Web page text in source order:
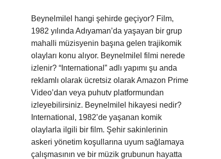
Beynelmilel hangi şehirde geçiyor? Film,
1982 yılında Adıyaman’da yaşayan bir grup
mahalli müzisyenin başına gelen trajikomik
olayları konu alıyor. Beynelmilel filmi nerede
izlenir? “International” adlı yapımı şu anda
reklamlı olarak ücretsiz olarak Amazon Prime
Video’dan veya puhutv platformundan
izleyebilirsiniz. Beynelmilel hikayesi nedir?
International, 1982’de yaşanan komik
olaylarla ilgili bir film. Şehir sakinlerinin
askeri yönetim koşullarına uyum sağlamaya
çalışmasının ve bir müzik grubunun hayatta